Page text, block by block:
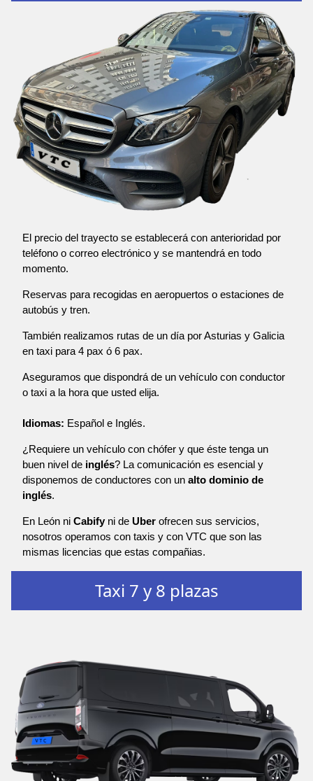
El precio del trayecto se establecerá con anterioridad por
teléfono o correo electrónico y se mantendrá en todo
momento.
Reservas para recogidas en aeropuertos o estaciones de
autobús y tren.
También realizamos rutas de un día por Asturias y Galicia
en taxi para 4 pax ó 6 pax.
Aseguramos que dispondrá de un vehículo con conductor
o taxi a la hora que usted elija.
Idiomas: Español e Inglés.
¿Requiere un vehículo con chófer y que éste tenga un
buen nivel de inglés? La comunicación es esencial y
disponemos de conductores con un alto dominio de
inglés.
En León ni Cabify ni de Uber ofrecen sus servicios,
nosotros operamos con taxis y con VTC que son las
mismas licencias que estas compañias.
Taxi 7 y 8 plazas